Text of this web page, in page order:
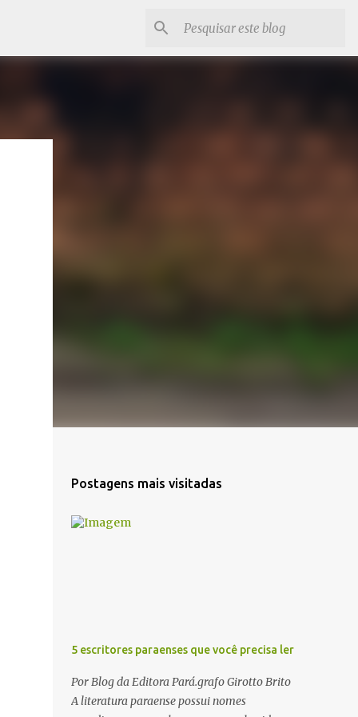
Postagens mais visitadas
5 escritores paraenses que você precisa ler
Por Blog da Editora Pará.grafo Girotto Brito
A literatura paraense possui nomes